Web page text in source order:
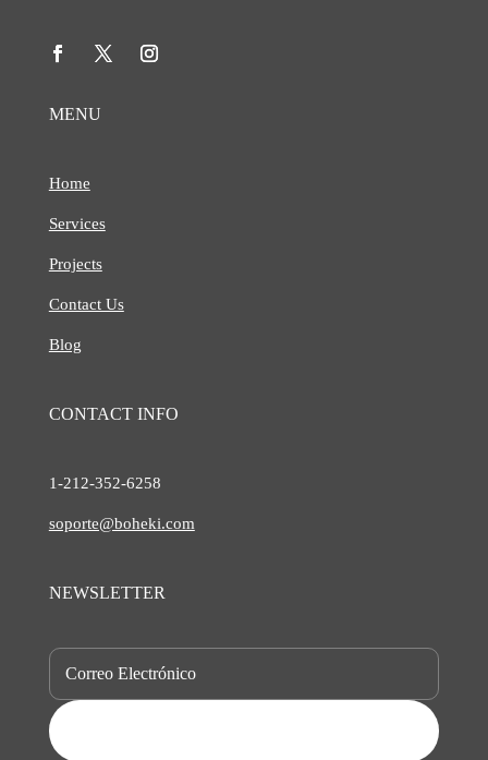
MENU
Home
Services
Projects
Contact Us
Blog
CONTACT INFO
1-212-352-6258
soporte@boheki.com
NEWSLETTER